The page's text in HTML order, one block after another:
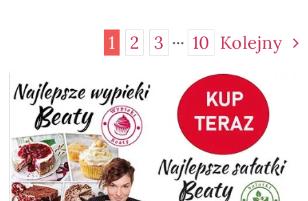
1 2 3 ··· 10 Kolejny